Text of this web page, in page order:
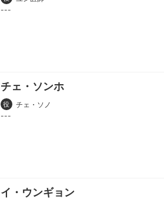
チェ・ソンホ
役 チェ・ソノ
イ・ウンギョン